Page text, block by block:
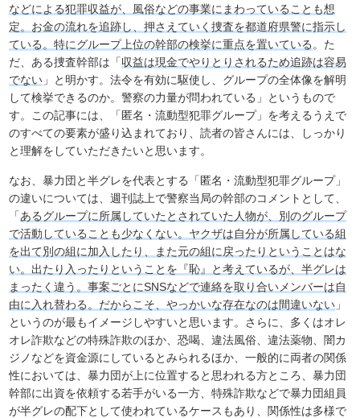
などによる犯罪収益が、風俗などの事業にまわっていることも想
定。お金の流れを追跡し、押さえていく捜査を都道府県警に指示し
ている。特にグループ上位の幹部の検挙に重点を置いている 。た
だ、ある捜査幹部は「収益は現金でやりとりされるため追跡は容易
でない 」と明かす。法令を有効に駆使し、グループの全体像を解明
して検挙できるのか。警察の力量が問われている」というもので
す。この記事には、「匿名・流動型犯罪グループ」を考えるうえで
のすべての要素が盛り込まれており、読者の皆さんには、しっかり
と理解をしていただきたいと思います。
なお、暴力団と半グレを代表とする「匿名・流動型犯罪グループ」
の違いについては、週刊誌上で警察当局の幹部のコメントとして、
「あるグループに所属していたとされていた人物が、別のグループ
で活動していることも少なくない。ヤクザは自分が所属している組
を出て別の組に加入したり、また元の組に戻ったりということはな
い。出たり入ったりということを『恥』と考えているが、半グレは
まったく違う。事案ごとにSNSなどで連絡を取り合いメンバーは自
由に入れ替わる。だからこそ、やっかいな存在なのは間違いない 」
というのが最もイメージしやすいと思います。さらに、多くはオレ
オレ詐欺などの特殊詐欺のほか、恐喝、違法風俗、違法薬物、闇カ
ジノなどを資金源にしているとみられるほか、一般的に両者の関係
性においては、暴力団が上に位置すると思われる方ところ、暴力団
幹部に出資を依頼する若手がいる一方、特殊詐欺などで暴力団組員
が半グレの配下として使われているケースもあり、関係性は多様で